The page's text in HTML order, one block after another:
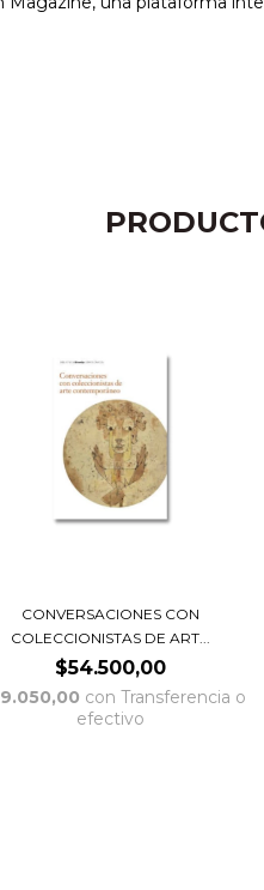
CONVERSACIONES CON
COLECCIONISTAS DE ART...
$54.500,00
con Transferencia o
efectivo